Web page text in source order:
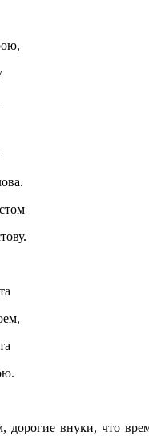
дорогие внуки, что